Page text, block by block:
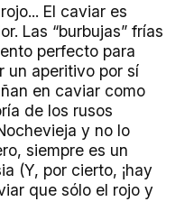
El caviar es
Las “burbujas” frías
perfecto para
un aperitivo por sí
en caviar como
de los rusos
y no lo
siempre es un
(Y, por cierto, ¡hay
que sólo el rojo y